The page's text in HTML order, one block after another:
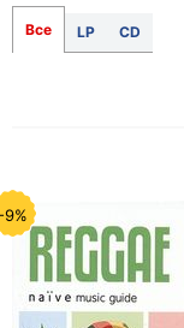
Все LP CD
9%